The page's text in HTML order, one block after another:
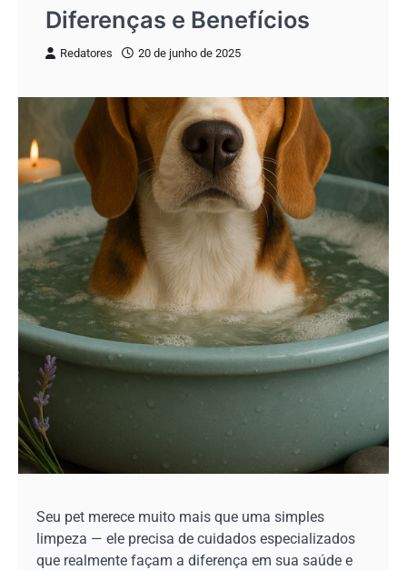
Diferenças e Benefícios
Redatores 20 de junho de 2025
Seu pet merece muito mais que uma simples
limpeza — ele precisa de cuidados especializados
que realmente façam a diferença em sua saúde e